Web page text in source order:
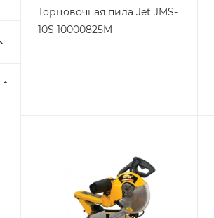
Торцовочная пила Jet JMS-
10S 10000825M